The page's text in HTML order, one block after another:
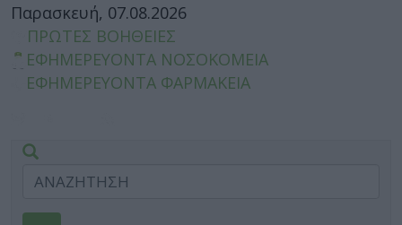
Παρασκευή, 07.08.2026
ΠΡΩΤΕΣ ΒΟΗΘΕΙΕΣ
ΕΦΗΜΕΡΕΥΟΝΤΑ ΝΟΣΟΚΟΜΕΙΑ
ΕΦΗΜΕΡΕΥΟΝΤΑ ΦΑΡΜΑΚΕΙΑ